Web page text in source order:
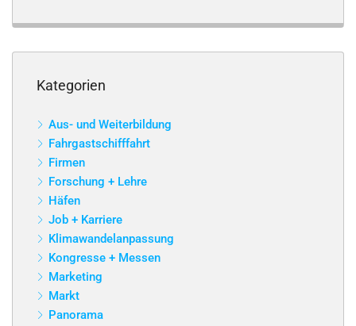
Kategorien
Aus- und Weiterbildung
Fahrgastschifffahrt
Firmen
Forschung + Lehre
Häfen
Job + Karriere
Klimawandelanpassung
Kongresse + Messen
Marketing
Markt
Panorama